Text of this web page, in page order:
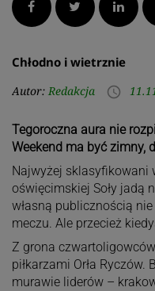
Facebook Twitter
Chłodno i wietrznie
Autor: Redakcja access_time
Tegoroczna aura nie
Weekend ma być zimny,
Najwyżej sklasyfikowani
oświęcimskiej Soły jadą
własną publicznością
meczu. Ale przecież
Z grona
piłkarzami Orła
murawie liderów –